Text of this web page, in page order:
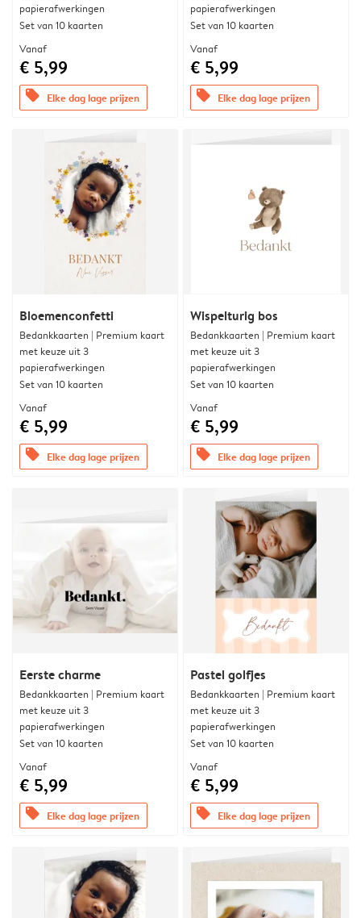
papierafwerkingen
Set van 10 kaarten
Vanaf
€ 5,99
offers Elke dag lage prijzen
papierafwerkingen
Set van 10 kaarten
Vanaf
€ 5,99
offers Elke dag lage prijzen
Bloemenconfetti
Bedankkaarten | Premium kaart
met keuze uit 3
papierafwerkingen
Set van 10 kaarten
Vanaf
€ 5,99
offers Elke dag lage prijzen
Wispelturig bos
Bedankkaarten | Premium kaart
met keuze uit 3
papierafwerkingen
Set van 10 kaarten
Vanaf
€ 5,99
offers Elke dag lage prijzen
Eerste charme
Bedankkaarten | Premium kaart
met keuze uit 3
papierafwerkingen
Set van 10 kaarten
Vanaf
€ 5,99
offers Elke dag lage prijzen
Pastel golfjes
Bedankkaarten | Premium kaart
met keuze uit 3
papierafwerkingen
Set van 10 kaarten
Vanaf
€ 5,99
offers Elke dag lage prijzen